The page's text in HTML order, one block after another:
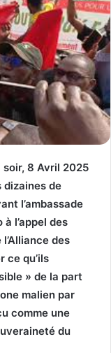
8 Avril 2025
dizaines de
l’ambassade
à l’appel des
des
ce qu’ils
» de la part
malien par
comme une
du